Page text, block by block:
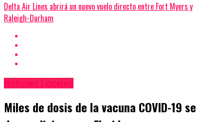
Delta Air Lines abrirá un nuevo vuelo directo entre Fort Myers y
Raleigh-Durham
Noticias Locales
Miles de dosis de la vacuna COVID-19 se